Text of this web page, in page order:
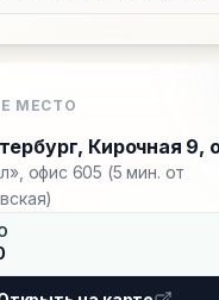
МЕСТО
, Кирочная 9,
офис 605 (5 мин. от